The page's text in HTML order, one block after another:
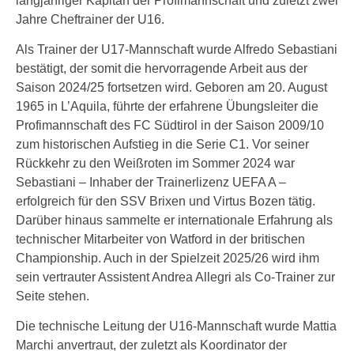
Jahre Cheftrainer der U16.
Als Trainer der U17-Mannschaft wurde Alfredo Sebastiani
bestätigt, der somit die hervorragende Arbeit aus der
Saison 2024/25 fortsetzen wird. Geboren am 20. August
1965 in L’Aquila, führte der erfahrene Übungsleiter die
Profimannschaft des FC Südtirol in der Saison 2009/10
zum historischen Aufstieg in die Serie C1. Vor seiner
Rückkehr zu den Weißroten im Sommer 2024 war
Sebastiani – Inhaber der Trainerlizenz UEFA A –
erfolgreich für den SSV Brixen und Virtus Bozen tätig.
Darüber hinaus sammelte er internationale Erfahrung als
technischer Mitarbeiter von Watford in der britischen
Championship. Auch in der Spielzeit 2025/26 wird ihm
sein vertrauter Assistent Andrea Allegri als Co-Trainer zur
Seite stehen.
Die technische Leitung der U16-Mannschaft wurde Mattia
Marchi anvertraut, der zuletzt als Koordinator der